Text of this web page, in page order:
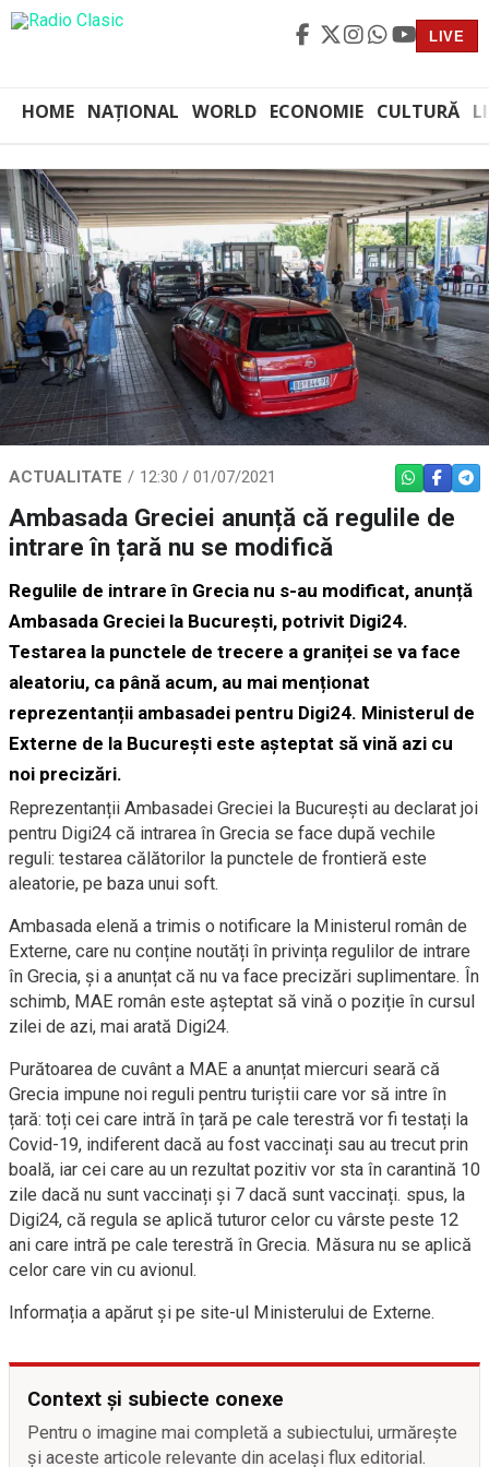
LIVE
HOME NAȚIONAL WORLD ECONOMIE CULTURĂ
ACTUALITATE 12:30 / 01/07/2021 WHATSAPP
Ambasada Greciei anunță că regulile de
intrare în țară nu se modifică
Regulile de intrare în Grecia nu s-au modificat, anunță
Ambasada Greciei la București, potrivit Digi24.
Testarea la punctele de trecere a graniței se va face
aleatoriu, ca până acum, au mai menționat
reprezentanții ambasadei pentru Digi24. Ministerul de
Externe de la București este așteptat să vină azi cu
noi precizări.
Reprezentanții Ambasadei Greciei la București au declarat joi
pentru Digi24 că intrarea în Grecia se face după vechile
reguli: testarea călătorilor la punctele de frontieră este
aleatorie, pe baza unui soft.
Ambasada elenă a trimis o notificare la Ministerul român de
Externe, care nu conține noutăți în privința regulilor de intrare
în Grecia, și a anunțat că nu va face precizări suplimentare. În
schimb, MAE român este așteptat să vină o poziție în cursul
zilei de azi, mai arată Digi24.
Purătoarea de cuvânt a MAE a anunțat miercuri seară că
Grecia impune noi reguli pentru turiștii care vor să intre în
țară: toți cei care intră în țară pe cale terestră vor fi testați la
Covid-19, indiferent dacă au fost vaccinați sau au trecut prin
boală, iar cei care au un rezultat pozitiv vor sta în carantină 10
zile dacă nu sunt vaccinați și 7 dacă sunt vaccinați. spus, la
Digi24, că regula se aplică tuturor celor cu vârste peste 12
ani care intră pe cale terestră în Grecia. Măsura nu se aplică
celor care vin cu avionul.
Informația a apărut și pe site-ul Ministerului de Externe.
Context și subiecte conexe
Pentru o imagine mai completă a subiectului, urmărește
și aceste articole relevante din același flux editorial.